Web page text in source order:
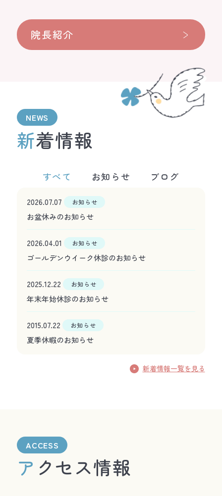
院長紹介
NEWS
新着情報
すべて お知らせ ブログ
2026.07.07 お知らせ
お盆休みのお知らせ
2026.04.01 お知らせ
ゴールデンウイーク休診のお知らせ
2025.12.22 お知らせ
年末年始休診のお知らせ
2015.07.22 お知らせ
夏季休暇のお知らせ
新着情報一覧を見る
ACCESS
アクセス情報